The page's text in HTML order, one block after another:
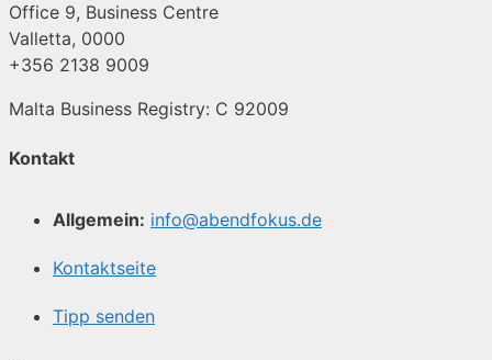
Office 9, Business Centre
Valletta, 0000
+356 2138 9009
Malta Business Registry: C 92009
Kontakt
Allgemein: info@abendfokus.de
Kontaktseite
Tipp senden